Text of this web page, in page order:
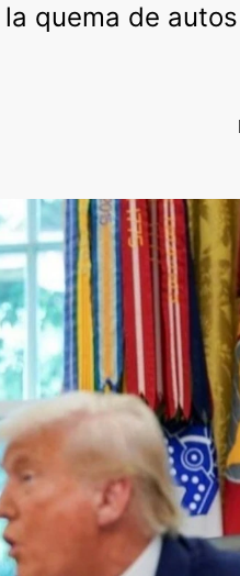
quema de